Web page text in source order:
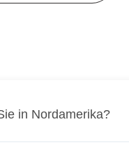
in Nordamerika?